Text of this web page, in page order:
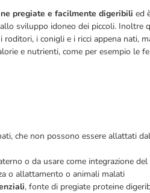
pregiate e facilmente digeribili ed
sviluppo idoneo dei piccoli. Inoltre
i conigli e i ricci appena nati,
e nutrienti, come per esempio le
che non possono essere allattati
o da usare come integrazione
o allattamento o animali malati
, fonte di pregiate proteine